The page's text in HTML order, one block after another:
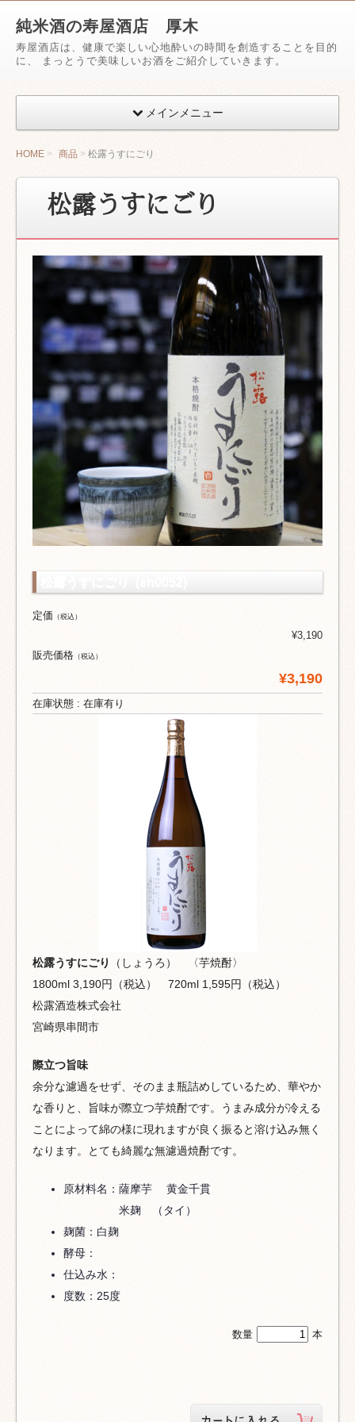
純米酒の寿屋酒店 厚木
寿屋酒店は、健康で楽しい心地酔いの時間を創造することを目的
に、 まっとうで美味しいお酒をご紹介していきます。
メインメニュー
HOME 商品 松露うすにごり
松露うすにごり
定価 （税込）
¥3,190
販売価格 （税込）
¥3,190
在庫状態 : 在庫有り
松露うすにごり
（しょうろ） 〈芋焼酎〉
1800ml 3,190円（税込） 720ml 1,595円（税込）
松露酒造株式会社
宮崎県串間市
際立つ旨味
余分な濾過をせず、そのまま瓶詰めしているため、華やか
な香りと、旨味が際立つ芋焼酎です。うまみ成分が冷える
ことによって綿の様に現れますが良く振ると溶け込み無く
なります。とても綺麗な無濾過焼酎です。
原材料名：薩摩芋 黄金千貫
米麹 （タイ）
麹菌：白麹
酵母：
仕込み水：
度数：25度
数量 本